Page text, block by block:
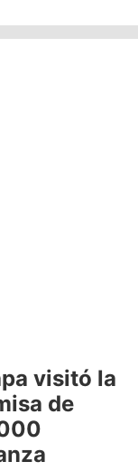
visitó la
de